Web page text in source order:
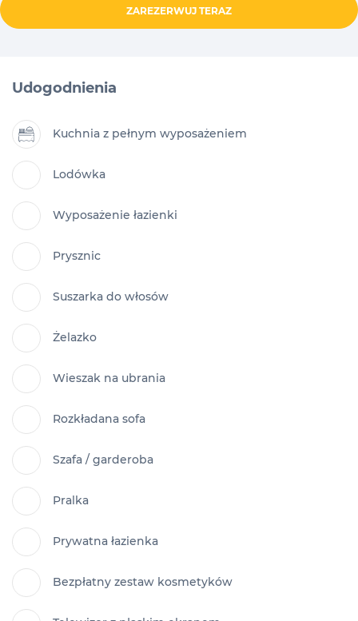
ZAREZERWUJ TERAZ
Udogodnienia
Kuchnia z pełnym wyposażeniem
Lodówka
Wyposażenie łazienki
Prysznic
Suszarka do włosów
Żelazko
Wieszak na ubrania
Rozkładana sofa
Szafa / garderoba
Pralka
Prywatna łazienka
Bezpłatny zestaw kosmetyków